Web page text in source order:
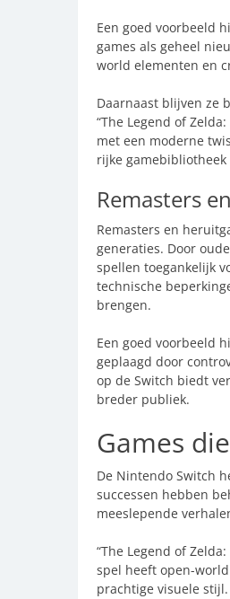
Een goed voorbeeld
games als geheel
world elementen en
Daarnaast blijven ze
“The Legend of
met een moderne
rijke
Remasters
Remasters en
generaties. Door
spellen toegankelijk
technische
brengen.
Een goed voorbeeld
geplaagd door
op de Switch biedt
breder publiek.
Games
De Nintendo Switch
successen hebben
meeslepende
“The Legend of
spel heeft open-
prachtige visuele